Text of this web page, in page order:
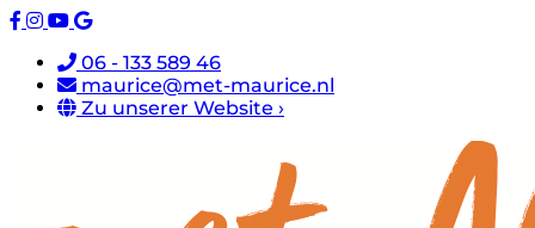
06 - 133 589 46
maurice@met-maurice.nl
Zu unserer Website ›